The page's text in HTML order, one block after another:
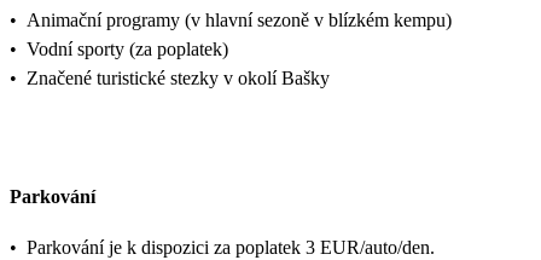
• Animační programy (v hlavní sezoně v blízkém kempu)
• Vodní sporty (za poplatek)
• Značené turistické stezky v okolí Bašky
Parkování
• Parkování je k dispozici za poplatek 3 EUR/auto/den.